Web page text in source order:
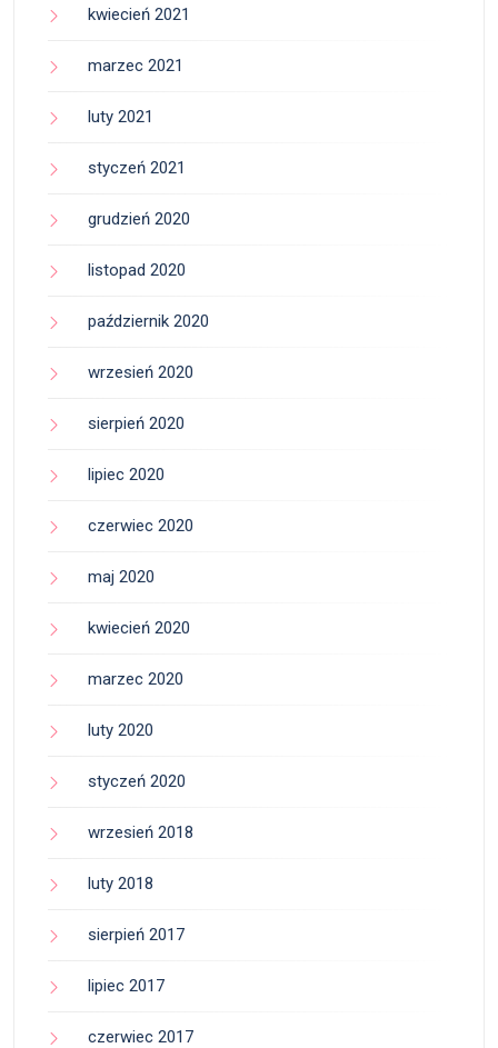
kwiecień 2021
marzec 2021
luty 2021
styczeń 2021
grudzień 2020
listopad 2020
październik 2020
wrzesień 2020
sierpień 2020
lipiec 2020
czerwiec 2020
maj 2020
kwiecień 2020
marzec 2020
luty 2020
styczeń 2020
wrzesień 2018
luty 2018
sierpień 2017
lipiec 2017
czerwiec 2017